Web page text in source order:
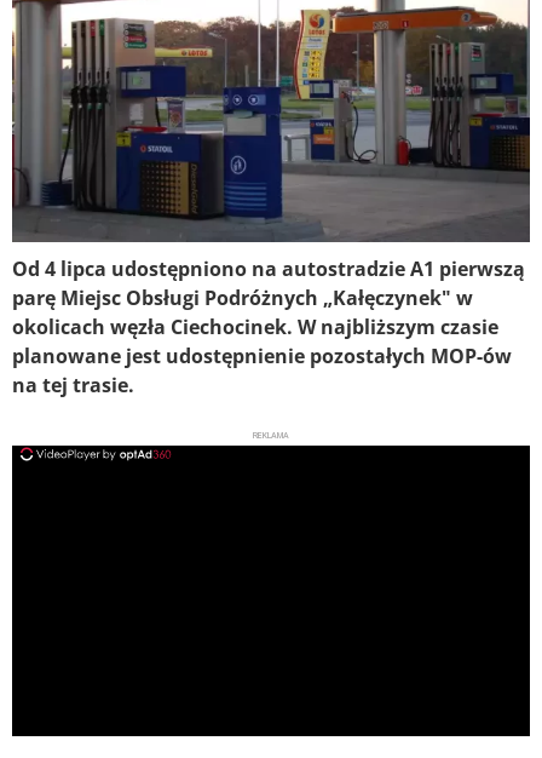
Od 4 lipca udostępniono na autostradzie A1 pierwszą
parę Miejsc Obsługi Podróżnych „Kałęczynek" w
okolicach węzła Ciechocinek. W najbliższym czasie
planowane jest udostępnienie pozostałych MOP-ów
na tej trasie.
REKLAMA